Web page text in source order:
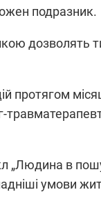
подразник.
дозволять
протягом
„Людина в
умови